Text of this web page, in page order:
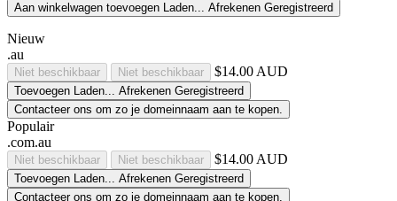
Aan winkelwagen toevoegen Laden... Afrekenen Geregistreerd
Nieuw
.au
Niet beschikbaar Niet beschikbaar $14.00 AUD
Toevoegen Laden... Afrekenen Geregistreerd
Contacteer ons om zo je domeinnaam aan te kopen.
Populair
.com.au
Niet beschikbaar Niet beschikbaar $14.00 AUD
Toevoegen Laden... Afrekenen Geregistreerd
Contacteer ons om zo je domeinnaam aan te kopen.